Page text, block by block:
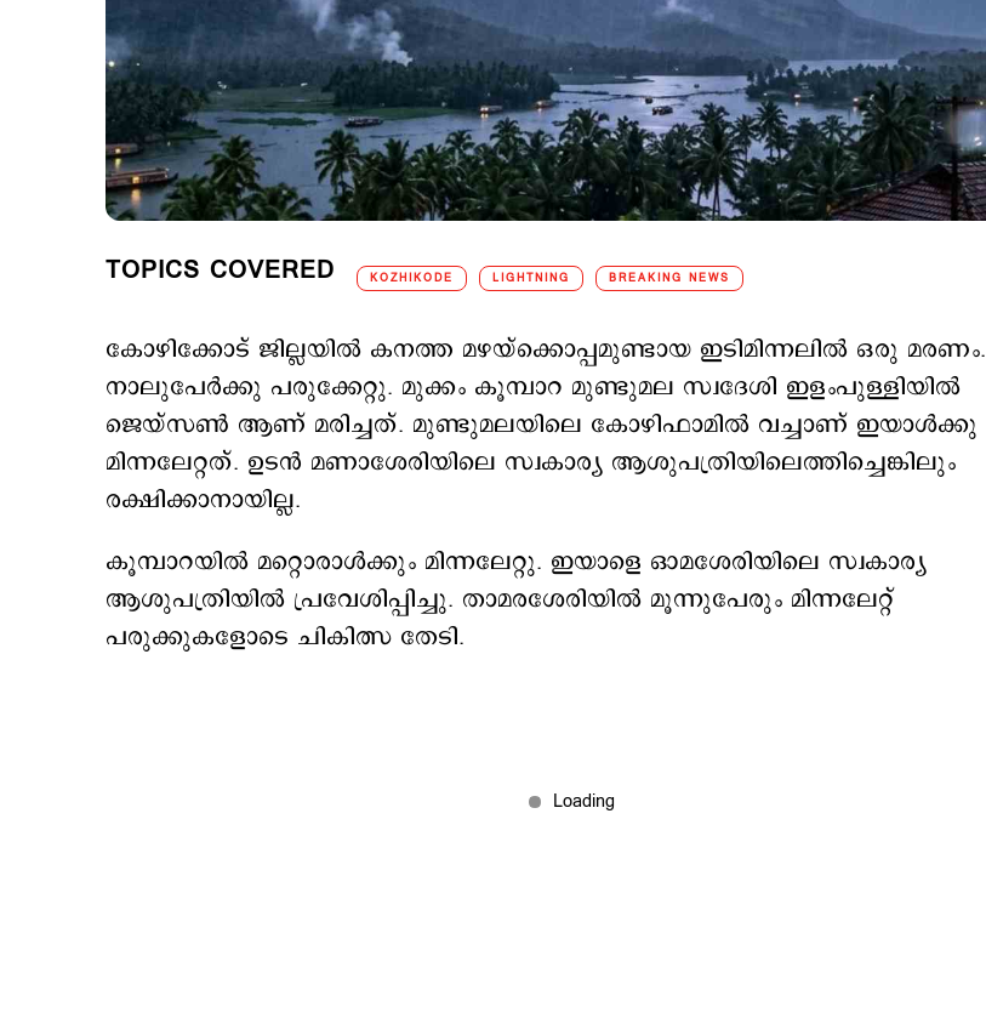
TOPICS COVERED KOZHIKODE LIGHTNING BREAKING NEWS
കോഴിക്കോട് ജില്ലയില്‍ കനത്ത മഴയ്ക്കൊപ്പമുണ്ടായ ഇടിമിന്നലില്‍ ഒരു മരണം.
നാലുപേര്‍ക്കു പരുക്കേറ്റു. മുക്കം കൂമ്പാറ മുണ്ടുമല സ്വദേശി ഇളംപുള്ളിയില്‍
ജെയ്സണ്‍ ആണ് മരിച്ചത്. മുണ്ടുമലയിലെ കോഴിഫാമില്‍ വച്ചാണ് ഇയാള്‍ക്കു
മിന്നലേറ്റത്. ഉടന്‍ മണാശേരിയിലെ സ്വകാര്യ ആശുപത്രിയിലെത്തിച്ചെങ്കിലും
രക്ഷിക്കാനായില്ല.
കൂമ്പാറയില്‍ മറ്റൊരാള്‍ക്കും മിന്നലേറ്റു. ഇയാളെ ഓമശേരിയിലെ സ്വകാര്യ
ആശുപത്രിയില്‍ പ്രവേശിപ്പിച്ചു. താമരശേരിയില്‍ മൂന്നുപേ‍രും മിന്നലേറ്റ്
പരുക്കുകളോടെ ചികിത്സ തേടി.